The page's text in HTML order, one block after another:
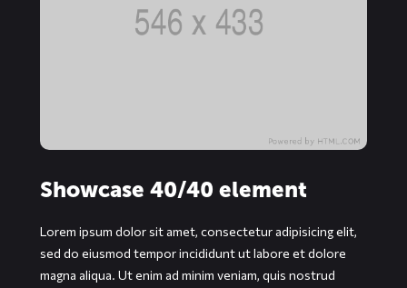
Showcase 40/40 element
Lorem ipsum dolor sit amet, consectetur adipisicing elit,
sed do eiusmod tempor incididunt ut labore et dolore
magna aliqua. Ut enim ad minim veniam, quis nostrud